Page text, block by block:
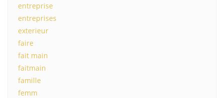
entreprise
entreprises
exterieur
faire
fait main
faitmain
famille
femm